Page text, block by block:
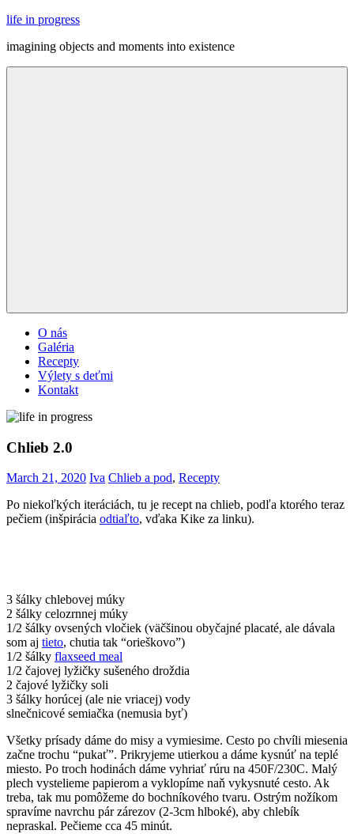
Skip
content
life in progress
imagining objects and moments into existence
O nás
Galéria
Recepty
Výlety s deťmi
Kontakt
Chlieb 2.0
March 21, 2020 Iva Chlieb a pod, Recepty
Po niekoľkých iteráciách, tu je recept na chlieb, podľa ktorého teraz
pečiem (inšpirácia odtiaľto, vďaka Kike za linku).
3 šálky chlebovej múky
2 šálky celozrnnej múky
1/2 šálky ovsených vločiek (väčšinou obyčajné placaté, ale dávala
som aj tieto, chutia tak “orieškovo”)
1/2 šálky flaxseed meal
1/2 čajovej lyžičky sušeného droždia
2 čajové lyžičky soli
3 šálky horúcej (ale nie vriacej) vody
slnečnicové semiačka (nemusia byť)
Všetky prísady dáme do misy a vymiesime. Cesto po chvíli miesenia
začne trochu “pukať”. Prikryjeme utierkou a dáme kysnúť na teplé
miesto. Po troch hodinách dáme vyhriať rúru na 450F/230C. Malý
plech vystelieme papierom a vyklopíme naň vykysnuté cesto. Ak
treba, tak mu pomôžeme do bochníkového tvaru. Ostrým nožíkom
spravíme navrchu pár zárezov (2-3cm hlboké), aby chlebík
nepraskal. Pečieme cca 45 minút.